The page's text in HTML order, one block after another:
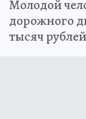
Молодой
дорожного
тысяч рублей